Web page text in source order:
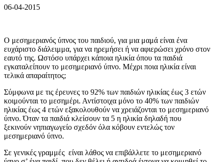
06-04-2015
Ο μεσημεριανός ύπνος του παιδιού, για μια μαμά είναι ένα
ευχάριστο διάλειμμα, για να ηρεμήσει ή να αφιερώσει χρόνο στον
εαυτό της. Ωστόσο υπάρχει κάποια ηλικία όπου τα παιδιά
εγκαταλείπουν το μεσημεριανό ύπνο. Μέχρι ποια ηλικία είναι
τελικά απαραίτητος;
Σύμφωνα με τις έρευνες το 92% των παιδιών ηλικίας έως 3 ετών
κοιμούνται το μεσημέρι. Αντίστοιχα μόνο το 40% των παιδιών
ηλικίας έως 4 ετών εξακολουθούν να χρειάζονται το μεσημεριανό
ύπνο. Όταν τα παιδιά κλείσουν τα 5 η ηλικία δηλαδή που
ξεκινούν νηπιαγωγείο σχεδόν όλα κόβουν εντελώς τον
μεσημεριανό ύπνο.
Σε γενικές γραμμές είναι λάθος να επιβάλλετε το μεσημεριανό